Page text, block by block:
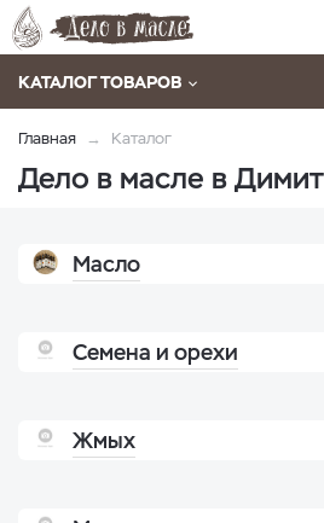
КАТАЛОГ ТОВАРОВ
Главная Каталог
Дело в масле в
Масло
Семена и орехи
Жмых